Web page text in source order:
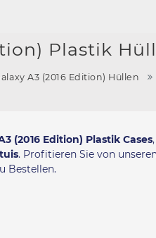
Plastik
A3 (2016 Edition) Hüllen
(2016 Edition) Plastik Cases,
. Profitieren Sie von
Bestellen.